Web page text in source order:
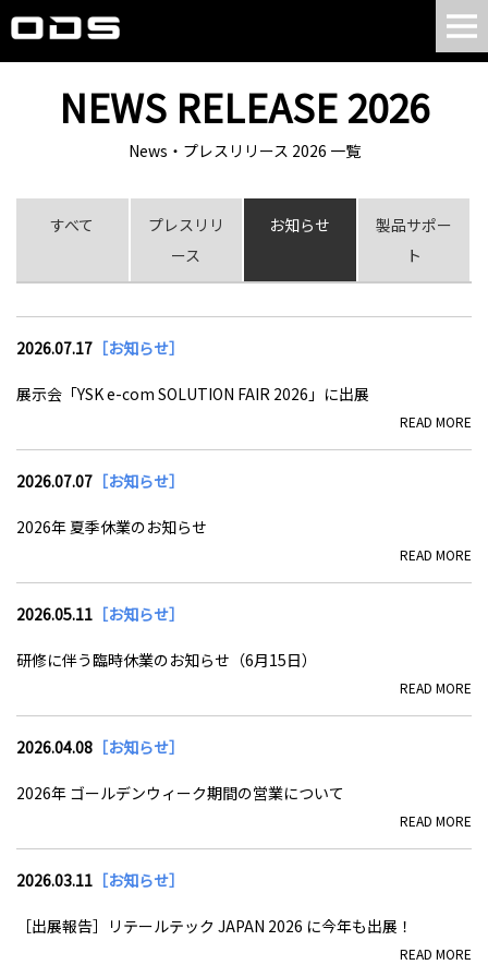
NEWS RELEASE 2026
News・プレスリリース 2026 一覧
すべて
プレスリリ
ース
お知らせ
製品サポー
ト
2026.07.17 ［お知らせ］
展示会「YSK e-com SOLUTION FAIR 2026」に出展
READ MORE
2026.07.07 ［お知らせ］
2026年 夏季休業のお知らせ
READ MORE
2026.05.11 ［お知らせ］
研修に伴う臨時休業のお知らせ（6月15日）
READ MORE
2026.04.08 ［お知らせ］
2026年 ゴールデンウィーク期間の営業について
READ MORE
2026.03.11 ［お知らせ］
［出展報告］リテールテック JAPAN 2026 に今年も出展！
READ MORE